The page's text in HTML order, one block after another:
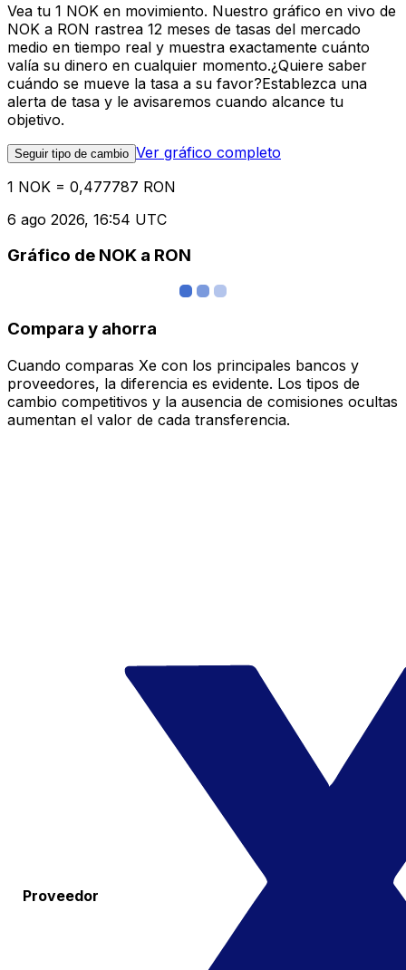
Vea tu 1 NOK en movimiento. Nuestro gráfico en vivo de
NOK a RON rastrea 12 meses de tasas del mercado
medio en tiempo real y muestra exactamente cuánto
valía su dinero en cualquier momento.¿Quiere saber
cuándo se mueve la tasa a su favor?Establezca una
alerta de tasa y le avisaremos cuando alcance tu
objetivo.
Seguir tipo de cambio Ver gráfico completo
1 NOK = 0,477787 RON
6 ago 2026, 16:54 UTC
Gráfico de NOK a RON
Compara y ahorra
Cuando comparas Xe con los principales bancos y
proveedores, la diferencia es evidente. Los tipos de
cambio competitivos y la ausencia de comisiones ocultas
aumentan el valor de cada transferencia.
Proveedor